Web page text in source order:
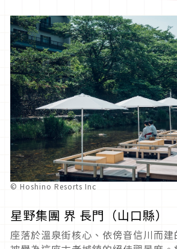
© Hoshino Resorts Inc
星野集團 界 長門（山口縣）
座落於溫泉街核心、依傍音信川而建